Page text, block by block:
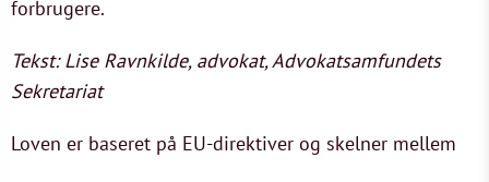
forbrugere.
Tekst: Lise Ravnkilde, advokat, Advokatsamfundets
Sekretariat
Loven er baseret på EU-direktiver og skelner mellem